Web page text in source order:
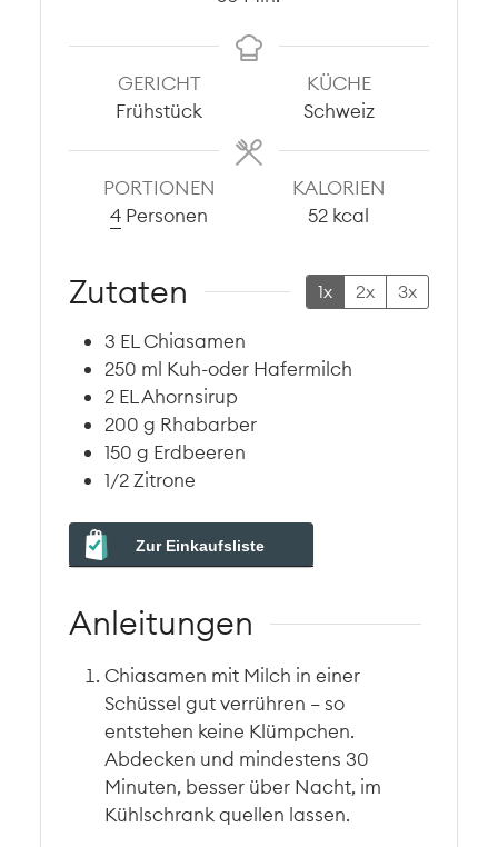
GERICHT
Frühstück
KÜCHE
Schweiz
PORTIONEN
4 Personen
KALORIEN
52 kcal
Zutaten 1x 2x 3x
3 ELChiasamen
250 ml Kuh-oder Hafermilch
2 ELAhornsirup
200 g Rhabarber
150 g Erdbeeren
1/2Zitrone
Zur Einkaufsliste
Anleitungen
Chiasamen mit Milch in einer
Schüssel gut verrühren – so
entstehen keine Klümpchen.
Abdecken und mindestens 30
Minuten, besser über Nacht, im
Kühlschrank quellen lassen.